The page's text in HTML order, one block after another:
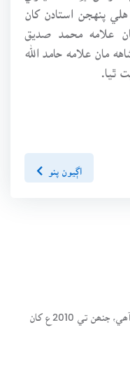
هلي پنهجن استادن کان
علامه محمد صديق
مان علامه حامد الله
ٿيا.
اڳيون پنو
سنڌسلامت ڪتاب گهر ھڪ آن لائين لائبريري آھي، جنھن تي 2010ع کان